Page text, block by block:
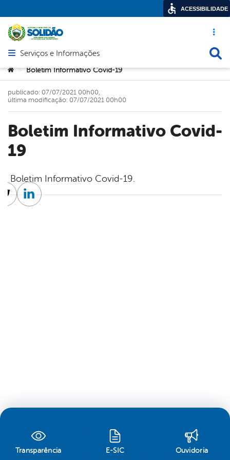
Acesso
Abrir menu principal de navegação
Serviços e Informações
Você está aqui:
> Boletim Informativo Covid-19
Boletim Informativo Covid-
19
publicado: 07/07/2021 00h00,
última modificação: 07/07/2021 00h00
Boletim Informativo Covid-19.
TwitterLinkedin
Transparência E-SIC Ouvidoria
ACESSIBILIDADE